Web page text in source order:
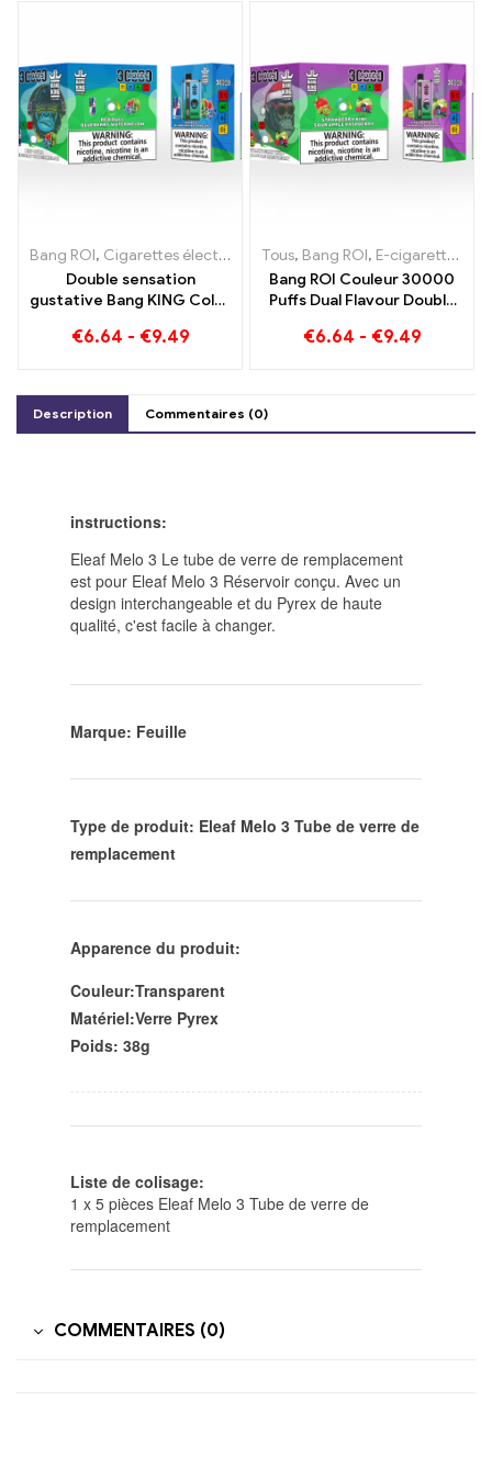
Bang ROI, Cigarettes électroniques jetables ,E-cigarettes
Double sensation
gustative Bang KING Color
Blueberry Pastèque
€6.64 - €9.49
Tous, Bang ROI, E-cigarettes jetables Lituanie
Bang ROI Couleur 30000
Puffs Dual Flavour Double
Pomme Aigre Framboise
€6.64 - €9.49
Description Commentaires (0)
instructions:
Eleaf Melo 3 Le tube de verre de remplacement
est pour Eleaf Melo 3 Réservoir conçu. Avec un
design interchangeable et du Pyrex de haute
qualité, c'est facile à changer.
Marque: Feuille
Type de produit: Eleaf Melo 3 Tube de verre de
remplacement
Apparence du produit:
Couleur:Transparent
Matériel:Verre Pyrex
Poids: 38g
Liste de colisage:
1 x 5 pièces Eleaf Melo 3 Tube de verre de
remplacement
COMMENTAIRES (0)